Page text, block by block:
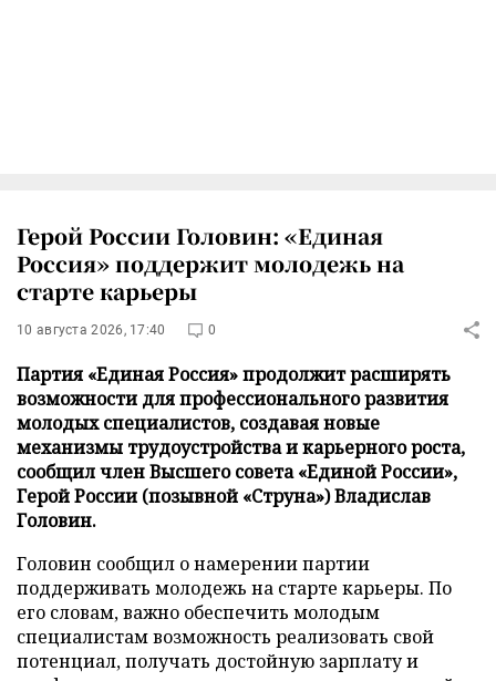
Герой России Головин: «Единая
Россия» поддержит молодежь на
старте карьеры
10 августа 2026, 17:40 0
Партия «Единая Россия» продолжит расширять
возможности для профессионального развития
молодых специалистов, создавая новые
механизмы трудоустройства и карьерного роста,
сообщил член Высшего совета «Единой России»,
Герой России (позывной «Струна») Владислав
Головин.
Головин сообщил о намерении партии
поддерживать молодежь на старте карьеры. По
его словам, важно обеспечить молодым
специалистам возможность реализовать свой
потенциал, получать достойную зарплату и